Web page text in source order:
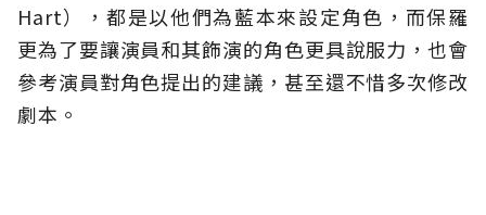
Hart），都是以他們為藍本來設定角色，而保羅
更為了要讓演員和其飾演的角色更具說服力，也會
參考演員對角色提出的建議，甚至還不惜多次修改
劇本。